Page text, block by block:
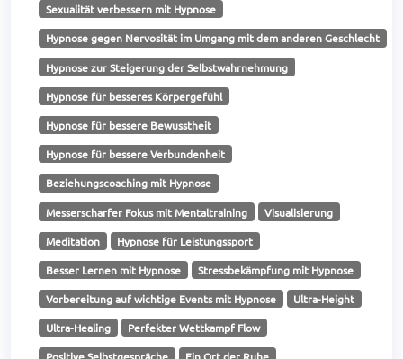
Sexualität verbessern mit Hypnose
Hypnose gegen Nervosität im Umgang mit dem anderen Geschlecht
Hypnose zur Steigerung der Selbstwahrnehmung
Hypnose für besseres Körpergefühl
Hypnose für bessere Bewusstheit
Hypnose für bessere Verbundenheit
Beziehungscoaching mit Hypnose
Messerscharfer Fokus mit Mentaltraining Visualisierung
Meditation Hypnose für Leistungssport
Besser Lernen mit Hypnose Stressbekämpfung mit Hypnose
Vorbereitung auf wichtige Events mit Hypnose Ultra-Height
Ultra-Healing Perfekter Wettkampf Flow